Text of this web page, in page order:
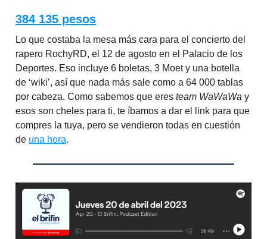
384 135 pesos
Lo que costaba la mesa más cara para el concierto del
rapero RochyRD, el 12 de agosto en el Palacio de los
Deportes. Eso incluye 6 boletas, 3 Moet y una botella
de ‘wiki’, así que nada más sale como a 64 000 tablas
por cabeza. Como sabemos que eres team WaWaWa y
esos son cheles para ti, te íbamos a dar el link para que
compres la tuya, pero se vendieron todas en cuestión
de una hora.